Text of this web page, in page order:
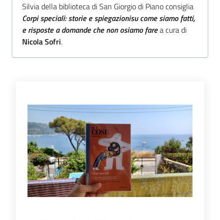
l
Cerca nei
cataloghi
Chiedi al
bibliotecario
Silvia della biblioteca di San Giorgio di Piano consiglia
Corpi speciali: storie e spiegazionisu come siamo fatti,
e risposte a domande che non osiamo farea cura di
Nicola Sofri.